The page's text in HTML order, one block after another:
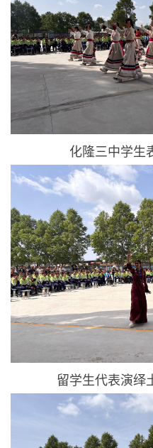
化隆三中学生
留学生代表演绎